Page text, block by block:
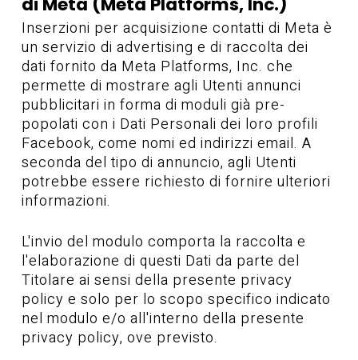
Inserzioni per acquisizione contatti di Meta è
un servizio di advertising e di raccolta dei
dati fornito da Meta Platforms, Inc. che
permette di mostrare agli Utenti annunci
pubblicitari in forma di moduli già pre-
popolati con i Dati Personali dei loro profili
Facebook, come nomi ed indirizzi email. A
seconda del tipo di annuncio, agli Utenti
potrebbe essere richiesto di fornire ulteriori
informazioni.
L'invio del modulo comporta la raccolta e
l'elaborazione di questi Dati da parte del
Titolare ai sensi della presente privacy
policy e solo per lo scopo specifico indicato
nel modulo e/o all'interno della presente
privacy policy, ove previsto.